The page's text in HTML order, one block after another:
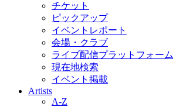
チケット
ピックアップ
イベントレポート
会場・クラブ
ライブ配信プラットフォーム
現在地検索
イベント掲載
Artists
A-Z